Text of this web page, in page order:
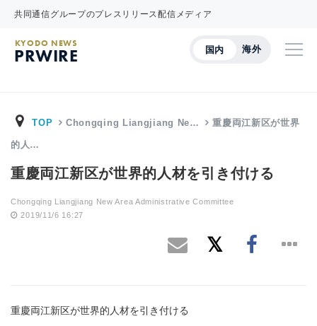
共同通信グループのプレスリリース配信メディア
国内 海外
KYODO NEWS
PRWIRE
TOP Chongqing Liangjiang Ne… 重慶両江新区が世界
的人…
重慶両江新区が世界的人材を引き付ける
Chongqing Liangjiang New Area Administrative Committee
2019/11/6 16:27
重慶両江新区が世界的人材を引き付ける